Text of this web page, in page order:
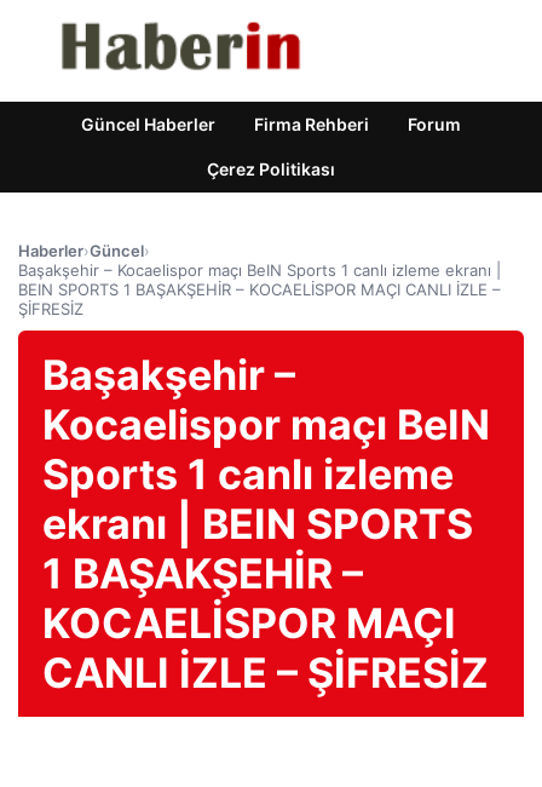
Güncel Haberler Firma Rehberi Forum
Çerez Politikası
Haberler›Güncel›
Başakşehir – Kocaelispor maçı BeIN Sports 1 canlı izleme ekranı |
BEIN SPORTS 1 BAŞAKŞEHİR – KOCAELİSPOR MAÇI CANLI İZLE –
ŞİFRESİZ
Başakşehir –
Kocaelispor maçı BeIN
Sports 1 canlı izleme
ekranı | BEIN SPORTS
1 BAŞAKŞEHİR –
KOCAELİSPOR MAÇI
CANLI İZLE – ŞİFRESİZ